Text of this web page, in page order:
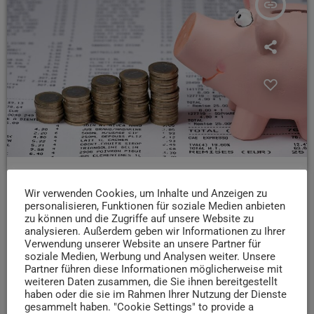
insert_link
ÖDP kritisiert Haushaltsentscheidungen des
Trierer Stadtrats
Die ÖDP Trier zeigt sich enttäuscht über Entscheidungen
des Stadtrats in der aktuellen Haushaltsdebatte. Das geht
aus einer Mitteilung der Partei hervor. Konkret kritisiert
sie, dass die Lokale Agenda 21 keine zusätzliche
finanzielle Unterstützung erhält – zugunsten niedrigerer
Wir verwenden Cookies, um Inhalte und Anzeigen zu
personalisieren, Funktionen für soziale Medien anbieten
zu können und die Zugriffe auf unsere Website zu
analysieren. Außerdem geben wir Informationen zu Ihrer
Verwendung unserer Website an unsere Partner für
soziale Medien, Werbung und Analysen weiter. Unsere
Partner führen diese Informationen möglicherweise mit
weiteren Daten zusammen, die Sie ihnen bereitgestellt
haben oder die sie im Rahmen Ihrer Nutzung der Dienste
gesammelt haben. "Cookie Settings" to provide a